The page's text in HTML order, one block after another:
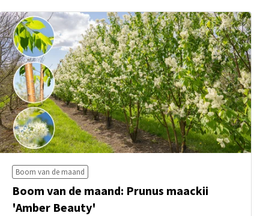
Boom van de maand
Boom van de maand: Prunus maackii
'Amber Beauty'